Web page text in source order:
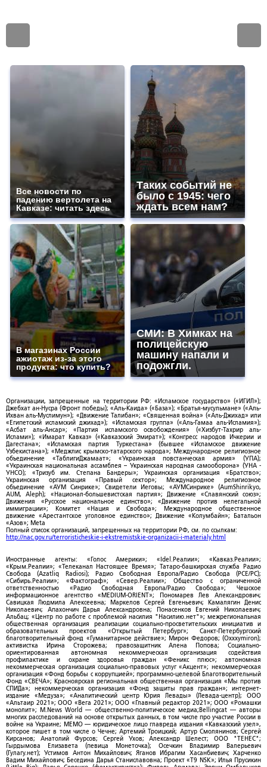
Все новости по
падению вертолета на
Кавказе: читать здесь
Таких событий не
было с 1945: чего
ждать всем нам?
В магазинах России
ажиотаж из-за этого
продукта: что купить?
СМИ: В Химках на
полицейскую
машину напали и
подожгли.
Организации, запрещенные на территории РФ: «Исламское государство» («ИГИЛ»);
Джебхат ан-Нусра (Фронт победы); «Аль-Каида» («База»); «Братья-мусульмане» («Аль-
Ихван аль-Муслимун»); «Движение Талибан»; «Священная война» («Аль-Джихад» или
«Египетский исламский джихад»); «Исламская группа» («Аль-Гамаа аль-Исламия»);
«Асбат аль-Ансар»; «Партия исламского освобождения» («Хизбут-Тахрир аль-
Ислами»); «Имарат Кавказ» («Кавказский Эмират»); «Конгресс народов Ичкерии и
Дагестана»; «Исламская партия Туркестана» (бывшее «Исламское движение
Узбекистана»); «Меджлис крымско-татарского народа»; Международное религиозное
объединение «ТаблигиДжамаат»; «Украинская повстанческая армия» (УПА);
«Украинская национальная ассамблея – Украинская народная самооборона» (УНА -
УНСО); «Тризуб им. Степана Бандеры»; Украинская организация «Братство»;
Украинская организация «Правый сектор»; Международное религиозное
объединение «АУМ Синрике»; Свидетели Иеговы; «АУМСинрике» (AumShinrikyo,
AUM, Aleph); «Национал-большевистская партия»; Движение «Славянский союз»;
Движения «Русское национальное единство»; «Движение против нелегальной
иммиграции»; Комитет «Нация и Свобода»; Международное общественное
движение «Арестантское уголовное единство»; Движение «Колумбайн»; Батальон
«Азов»; Meta
Полный список организаций, запрещенных на территории РФ, см. по ссылкам:
http://nac.gov.ru/terroristicheskie-i-ekstremistskie-organizacii-i-materialy.html
Иностранные агенты: «Голос Америки»; «Idel.Реалии»; «Кавказ.Реалии»;
«Крым.Реалии»; «Телеканал Настоящее Время»; Татаро-башкирская служба Радио
Свобода (Azatliq Radiosi); Радио Свободная Европа/Радио Свобода (PCE/PC);
«Сибирь.Реалии»; «Фактограф»; «Север.Реалии»; Общество с ограниченной
ответственностью «Радио Свободная Европа/Радио Свобода»; Чешское
информационное агентство «MEDIUM-ORIENT»; Пономарев Лев Александрович;
Савицкая Людмила Алексеевна; Маркелов Сергей Евгеньевич; Камалягин Денис
Николаевич; Апахончич Дарья Александровна; Понасенков Евгений Николаевич;
Альбац; «Центр по работе с проблемой насилия "Насилию.нет"»; межрегиональная
общественная организация реализации социально-просветительских инициатив и
образовательных проектов «Открытый Петербург»; Санкт-Петербургский
благотворительный фонд «Гуманитарное действие»; Мирон Федоров; (Oxxxymiron);
активистка Ирина Сторожева; правозащитник Алена Попова; Социально-
ориентированная автономная некоммерческая организация содействия
профилактике и охране здоровья граждан «Феникс плюс»; автономная
некоммерческая организация социально-правовых услуг «Акцент»; некоммерческая
организация «Фонд борьбы с коррупцией»; программно-целевой Благотворительный
Фонд «СВЕЧА»; Красноярская региональная общественная организация «Мы против
СПИДа»; некоммерческая организация «Фонд защиты прав граждан»; интернет-
издание «Медуза»; «Аналитический центр Юрия Левады» (Левада-центр); ООО
«Альтаир 2021»; ООО «Вега 2021»; ООО «Главный редактор 2021»; ООО «Ромашки
монолит»; M.News World — общественно-политическое медиа;Bellingcat — авторы
многих расследований на основе открытых данных, в том числе про участие России в
войне на Украине; МЕМО — юридическое лицо главреда издания «Кавказский узел»,
которое пишет в том числе о Чечне; Артемий Троицкий; Артур Смолянинов; Сергей
Кирсанов; Анатолий Фурсов; Сергей Ухов; Александр Шелест; ООО "ТЕНЕС";
Гырдымова Елизавета (певица Монеточка); Осечкин Владимир Валерьевич
(Гулагу.нет); Устимов Антон Михайлович; Яганов Ибрагим Хасанбиевич; Харченко
Вадим Михайлович; Беседина Дарья Станиславовна; Проект «T9 NSK»; Илья Прусикин